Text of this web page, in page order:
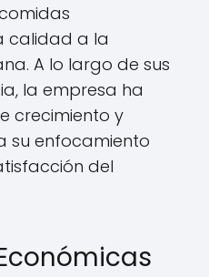
calidad a la
A lo largo de sus
la empresa ha
crecimiento y
su enfocamiento
del